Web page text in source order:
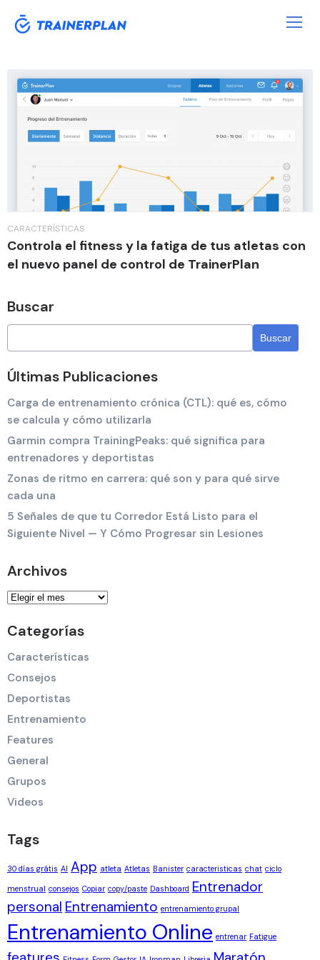
Etiqueta:Atletas
CARACTERÍSTICAS
Controla el fitness y la fatiga de tus atletas con
el nuevo panel de control de TrainerPlan
Buscar
Últimas Publicaciones
Carga de entrenamiento crónica (CTL): qué es, cómo
se calcula y cómo utilizarla
Garmin compra TrainingPeaks: qué significa para
entrenadores y deportistas
Zonas de ritmo en carrera: qué son y para qué sirve
cada una
5 Señales de que tu Corredor Está Listo para el
Siguiente Nivel — Y Cómo Progresar sin Lesiones
Archivos
Categorías
Características
Consejos
Deportistas
Entrenamiento
Features
General
Grupos
Videos
Tags
30 días grátis AI App atleta Atletas Banister caracteristicas chat ciclo
menstrual consejos Copiar copy/paste Dashboard Entrenador
personal Entrenamiento entrenamiento grupal
Entrenamiento Online entrenar Fatigue